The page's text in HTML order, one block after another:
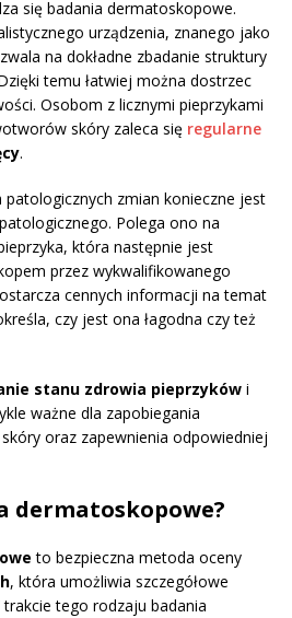
się badania dermatoskopowe.
urządzenia, znanego jako
na dokładne zbadanie struktury
temu łatwiej można dostrzec
Osobom z licznymi pieprzykami
skóry zaleca się regularne
.
patologicznych zmian konieczne jest
Polega ono na
która następnie jest
przez wykwalifikowanego
cennych informacji na temat
czy jest ona łagodna czy też
stanu zdrowia pieprzyków i
ważne dla zapobiegania
oraz zapewnienia odpowiedniej
dermatoskopowe?
to bezpieczna metoda oceny
, która umożliwia szczegółowe
tego rodzaju badania